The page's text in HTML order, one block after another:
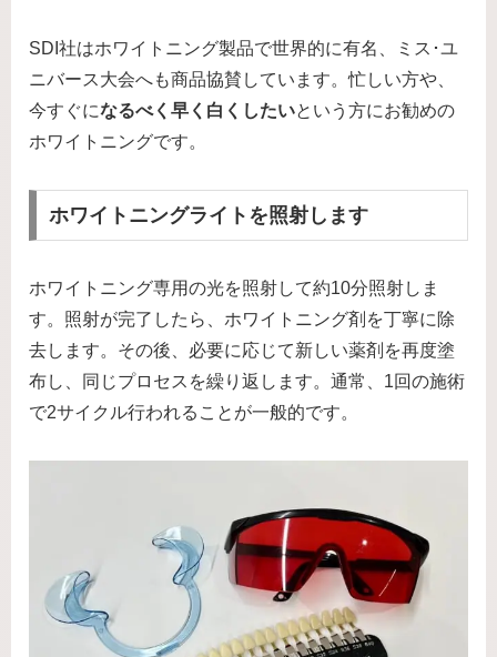
SDI社はホワイトニング製品で世界的に有名、ミス･ユ
ニバース大会へも商品協賛しています。忙しい方や、
今すぐになるべく早く白くしたいという方にお勧めの
ホワイトニングです。
ホワイトニングライトを照射します
ホワイトニング専用の光を照射して約10分照射しま
す。照射が完了したら、ホワイトニング剤を丁寧に除
去します。その後、必要に応じて新しい薬剤を再度塗
布し、同じプロセスを繰り返します。通常、1回の施術
で2サイクル行われることが一般的です。